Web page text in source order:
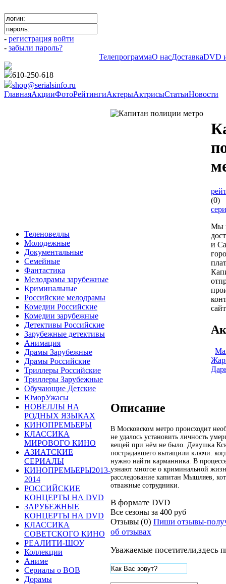
- регистрация войти
- забыли пароль?
ТелепрограммаО насДоставкаDVD
610-250-618
shop@serialsinfo.ru
ГлавнаяАкцииФотоРейтингиАктерыАктрисыСтатьиНовости
Теленовеллы
Молодежные
Документальные
Семейные
Фантастика
Мелодрамы зарубежные
Криминальные
Российские мелодрамы
Комедии Российские
Комедии зарубежные
Детективы Российские
Зарубежные детективы
Анимация
Драмы Зарубежные
Драмы Российские
Триллеры Российские
Триллеры Зарубежные
Обучающие Детские
ЮморУжасы
НОВЕЛЛЫ НА
РОДНЫХ ЯЗЫКАХ
КИНОПРЕМЬЕРЫ
КЛАССИКА
МИРОВОГО КИНО
АЗИАТСКИЕ
СЕРИАЛЫ
КИНОПРЕМЬЕРЫ2013-
2014
РОССИЙСКИЕ
КОНЦЕРТЫ НА DVD
ЗАРУБЕЖНЫЕ
КОНЦЕРТЫ НА DVD
КЛАССИКА
СОВЕТСКОГО КИНО
РЕАЛИТИ-ШОУ
Коллекции
Аниме
Сериалы о ВОВ
Дорамы
(0)
Мы
и
Описание
В Московском метро происходит
не удалось установить личность
вещей при нём не было. Девушка
пострадавшего вытащили ключи.
нужно найти карманника. В
узнают многое о криминальной
расследование капитан Мышляев,
отважные сотрудники.
В формате DVD
Все сезоны за 400 руб
Отзывы (0) Пиши отзывы-
об отзывах
Уважаемые посетители,здесь